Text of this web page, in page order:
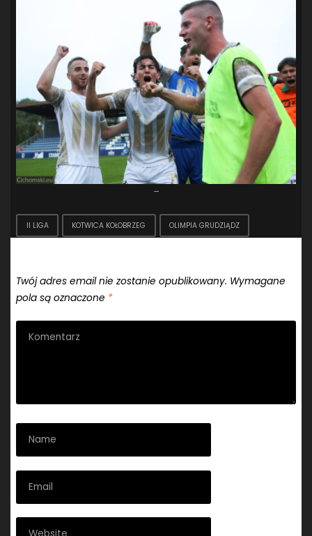
–
II LIGA KOTWICA KOŁOBRZEG OLIMPIA GRUDZIĄDZ
Twój adres email nie zostanie opublikowany. Wymagane
pola są oznaczone *